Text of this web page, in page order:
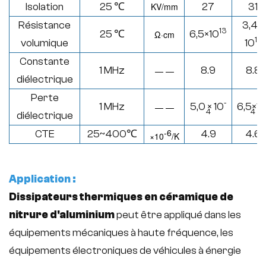
Isolation 25 ℃ KV/mm 27
31
Résistance
volumique
25 ℃ Ω·cm 6,5×1013
3,4 ×
1014
Constante
diélectrique
1 MHz — — 8.9 8.8
Perte
diélectrique
1 MHz — — 5,0 × 10-
4
6,5×10
4
CTE 25~400℃ ×10-6/K 4.9 4.6
Application :
Dissipateurs thermiques en céramique de
nitrure d'aluminiumpeut être appliqué dans les
équipements mécaniques à haute fréquence, les
équipements électroniques de véhicules à énergie